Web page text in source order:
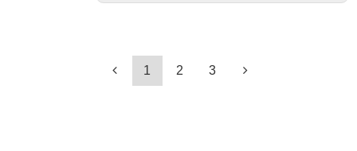
1 2 3